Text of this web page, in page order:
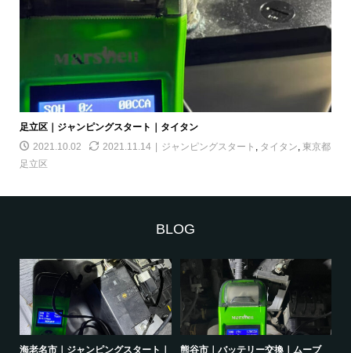
足立区｜ジャンピングスタート｜タイタン
2021.10.02
2021.11.14 ジャンピングスタート , タイタン, 東京都
足立区
BLOG
海老名市｜ジャンピングスタート｜
熊谷市｜バッテリー交換｜ムーブ